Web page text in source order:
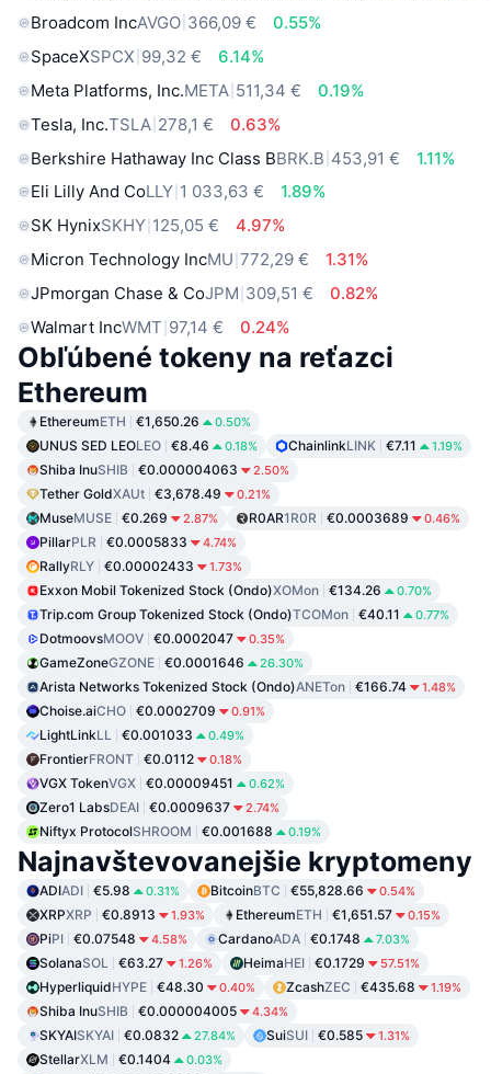
Broadcom IncAVGO 366,09 €
0.55%
SpaceXSPCX 99,32 €
6.14%
Meta Platforms, Inc.META 511,34 €
0.19%
Tesla, Inc.TSLA 278,1 €
0.63%
Berkshire Hathaway Inc Class BBRK.B 453,91 €
1.11%
Eli Lilly And CoLLY 1 033,63 €
1.89%
SK HynixSKHY 125,05 €
4.97%
Micron Technology IncMU 772,29 €
1.31%
JPmorgan Chase & CoJPM 309,51 €
0.82%
Walmart IncWMT 97,14 € 0.24%
Obľúbené tokeny na reťazci
Ethereum
EthereumETH €1,650.26 0.50%
UNUS SED LEOLEO €8.46 0.18% ChainlinkLINK €7.11 1.19%
Shiba InuSHIB €0.000004063 2.50%
Tether GoldXAUt €3,678.49 0.21%
MuseMUSE €0.269 2.87% R0AR1R0R €0.0003689 0.46%
PillarPLR €0.0005833 4.74%
RallyRLY €0.00002433 1.73%
Exxon Mobil Tokenized Stock (Ondo)XOMon €134.26 0.70%
Trip.com Group Tokenized Stock (Ondo)TCOMon €40.11 0.77%
DotmoovsMOOV €0.0002047 0.35%
GameZoneGZONE €0.0001646 26.30%
Arista Networks Tokenized Stock (Ondo)ANETon €166.74 1.48%
Choise.aiCHO €0.0002709 0.91%
LightLinkLL €0.001033 0.49%
FrontierFRONT €0.0112 0.18%
VGX TokenVGX €0.00009451 0.62%
Zero1 LabsDEAI €0.0009637 2.74%
Niftyx ProtocolSHROOM €0.001688 0.19%
Najnavštevovanejšie kryptomeny
ADIADI €5.98 0.31% BitcoinBTC €55,828.66 0.54%
XRPXRP €0.8913 1.93% EthereumETH €1,651.57 0.15%
PiPI €0.07548 4.58% CardanoADA €0.1748 7.03%
SolanaSOL €63.27 1.26% HeimaHEI €0.1729 57.51%
HyperliquidHYPE €48.30 0.40% ZcashZEC €435.68 1.19%
Shiba InuSHIB €0.000004005 4.34%
SKYAISKYAI €0.0832 27.84% SuiSUI €0.585 1.31%
StellarXLM €0.1404 0.03%